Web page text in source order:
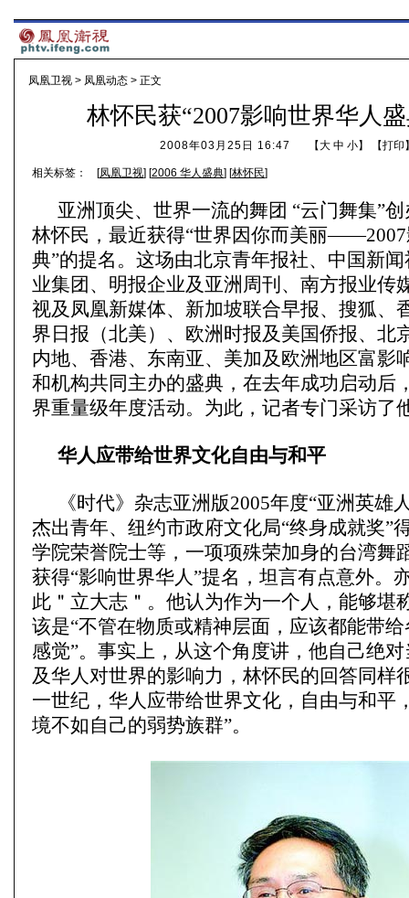
凤凰卫视 > 凤凰动态 > 正文
林怀民获“2007影响世界华人
2008年03月25日 16:47 【大 中 小】 【打印
相关标签： [凤凰卫视] [2006 华人盛典] [林怀民]
亚洲顶尖、世界一流的舞团 “云门舞集”
林怀民，最近获得“世界因你而美丽
典”的提名。这场由北京青年报社、中国新
业集团、明报企业及亚洲周刊、南方报业传
视及凤凰新媒体、新加坡联合早报、搜狐、
界日报（北美）、欧洲时报及美国侨报、北
内地、香港、东南亚、美加及欧洲地区富影
和机构共同主办的盛典，在去年成功启动后
界重量级年度活动。为此，记者专门采访了
华人应带给世界文化自由与和平
《时代》杂志亚洲版2005年度“亚洲英雄
杰出青年、纽约市政府文化局“终身成就奖”
学院荣誉院士等，一项项殊荣加身的台湾舞
获得“影响世界华人”提名，坦言有点意外。
此＂立大志＂。他认为作为一个人，能够堪
该是“不管在物质或精神层面，应该都能带
感觉”。事实上，从这个角度讲，他自己绝
及华人对世界的影响力，林怀民的回答同样
一世纪，华人应带给世界文化，自由与和平
境不如自己的弱势族群”。